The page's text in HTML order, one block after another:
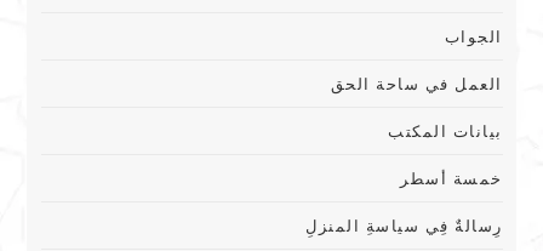
الجواب
العمل في ساحة الحق
بيانات المكتب
خمسة أسطر
رِسالةٌ فِي سياسةِ المنزلِ